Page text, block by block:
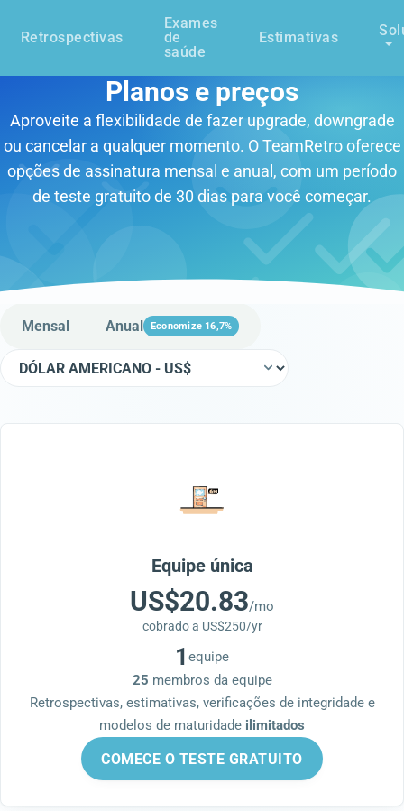
Retrospectivas
Exames
de
saúde
Estimativas
Planos e preços
Aproveite a flexibilidade de fazer upgrade, downgrade
ou cancelar a qualquer momento. O TeamRetro oferece
opções de assinatura mensal e anual, com um período
de teste gratuito de 30 dias para você começar.
Escolha seu plano
Mensal Anual Economize 16,7%
Moeda
Equipe única
US$20.83/mo
cobrado a US$250/yr
1 equipe
25 membros da equipe
Retrospectivas, estimativas, verificações de integridade e
modelos de maturidade ilimitados
COMECE O TESTE GRATUITO